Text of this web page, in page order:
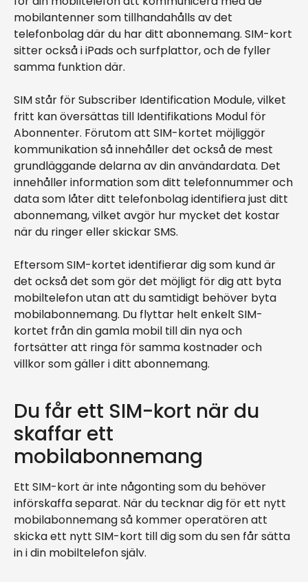
mobilantenner som tillhandahålls av det
telefonbolag där du har ditt abonnemang. SIM-kort
sitter också i iPads och surfplattor, och de fyller
samma funktion där.
SIM står för Subscriber Identification Module, vilket
fritt kan översättas till Identifikations Modul för
Abonnenter. Förutom att SIM-kortet möjliggör
kommunikation så innehåller det också de mest
grundläggande delarna av din användardata. Det
innehåller information som ditt telefonnummer och
data som låter ditt telefonbolag identifiera just ditt
abonnemang, vilket avgör hur mycket det kostar
när du ringer eller skickar SMS.
Eftersom SIM-kortet identifierar dig som kund är
det också det som gör det möjligt för dig att byta
mobiltelefon utan att du samtidigt behöver byta
mobilabonnemang. Du flyttar helt enkelt SIM-
kortet från din gamla mobil till din nya och
fortsätter att ringa för samma kostnader och
villkor som gäller i ditt abonnemang.
Du får ett SIM-kort när du
skaffar ett
mobilabonnemang
Ett SIM-kort är inte någonting som du behöver
införskaffa separat. När du tecknar dig för ett nytt
mobilabonnemang så kommer operatören att
skicka ett nytt SIM-kort till dig som du sen får sätta
in i din mobiltelefon själv.